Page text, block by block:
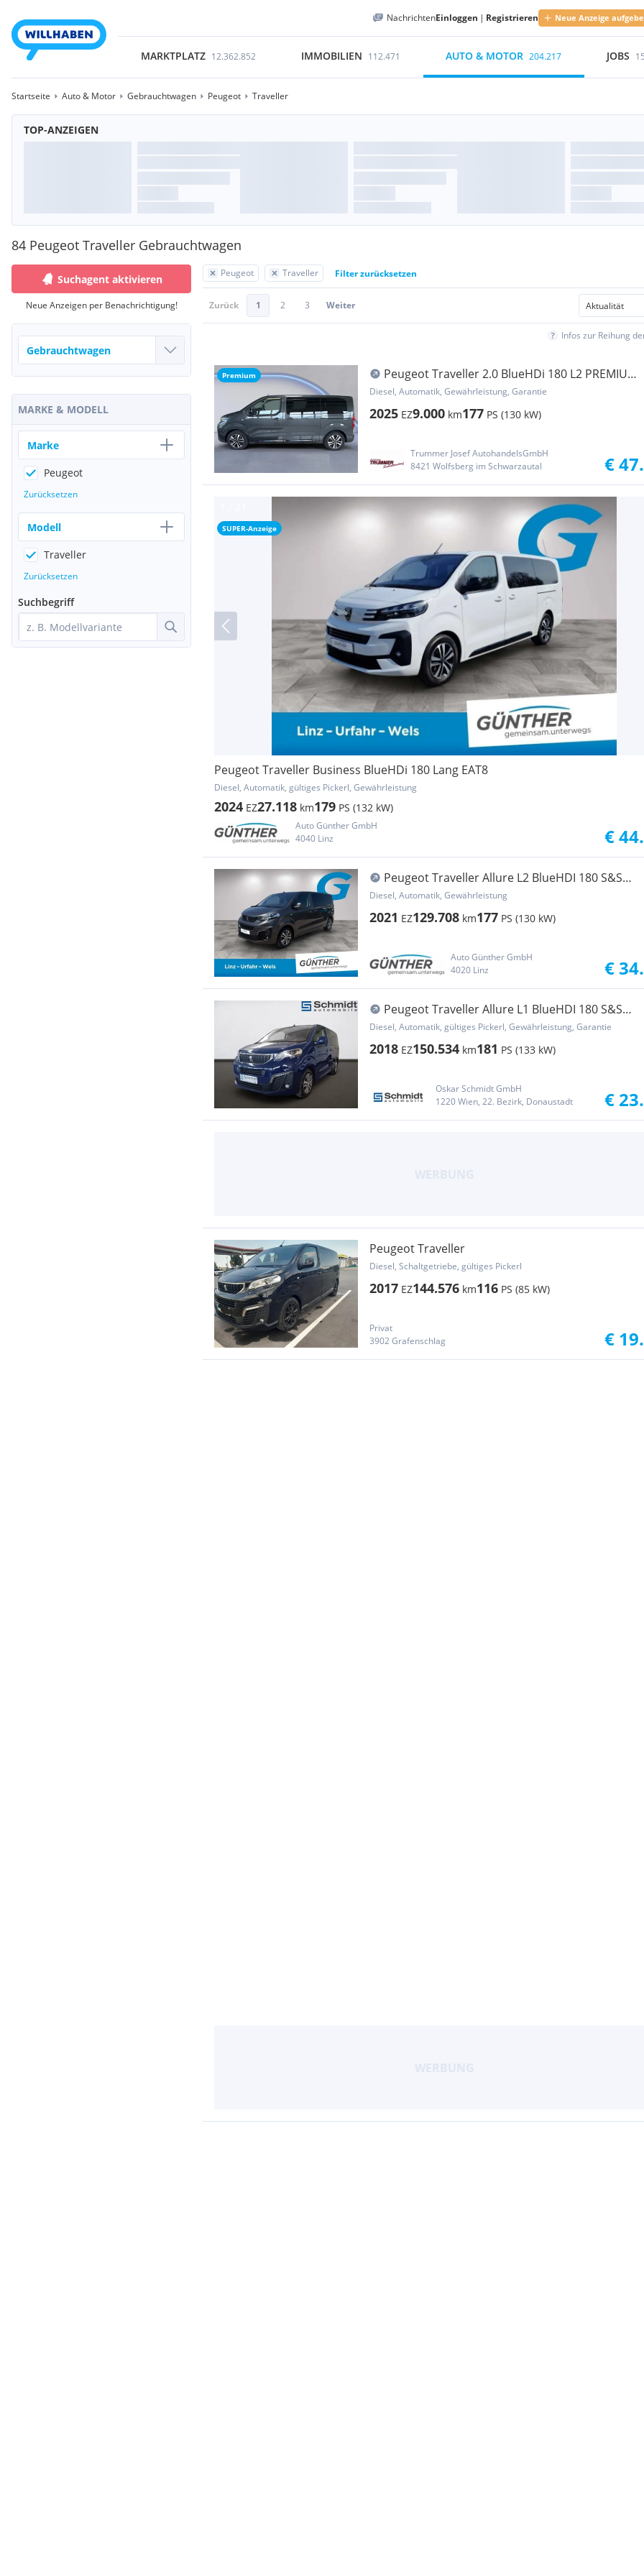
NachrichtenEinloggen | Registrieren Neue Anzeige
MARKTPLATZ 12.362.852 IMMOBILIEN 112.471 AUTO & MOTOR 204.217 JOBS
Startseite Auto & Motor Gebrauchtwagen Peugeot Traveller
TOP-ANZEIGEN
84 Peugeot Traveller Gebrauchtwagen
Peugeot Traveller Filter zurücksetzen
Zurück 1 2 3 Weiter
Infos zur Reihung
Premium
Peugeot Traveller 2.0 BlueHDi 180 L2 PREMIUM
8 SITZE
Diesel, Automatik, Gewährleistung, Garantie
2025 EZ9.000 km177 PS (130 kW)
Trummer Josef AutohandelsGmbH
8421 Wolfsberg im Schwarzautal
€
SUPER-Anzeige
Peugeot Traveller Business BlueHDi 180 Lang EAT8
Diesel, Automatik, gültiges Pickerl, Gewährleistung
2024 EZ27.118 km179 PS (132 kW)
Auto Günther GmbH
4040 Linz
€
Peugeot Traveller Allure L2 BlueHDI 180 S&S
EAT8
Diesel, Automatik, Gewährleistung
2021 EZ129.708 km177 PS (130 kW)
Auto Günther GmbH
4020 Linz
€
Peugeot Traveller Allure L1 BlueHDI 180 S&S
EAT8
Diesel, Automatik, gültiges Pickerl, Gewährleistung, Garantie
2018 EZ150.534 km181 PS (133 kW)
Oskar Schmidt GmbH
1220 Wien, 22. Bezirk, Donaustadt
€
Peugeot Traveller
Diesel, Schaltgetriebe, gültiges Pickerl
2017 EZ144.576 km116 PS (85 kW)
Privat
3902 Grafenschlag
€
Suchagent aktivieren
Neue Anzeigen per Benachrichtigung!
MARKE & MODELL
Marke
Peugeot
Zurücksetzen
Modell
Traveller
Zurücksetzen
Suchbegriff